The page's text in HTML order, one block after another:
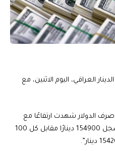
العراقي، اليوم الاثنين، مع
الدولار شهدت ارتفاعًا مع
اغلاق بورصتي الكفاح والحارثية، لتسجل 154900 دينارًا مقابل كل 100